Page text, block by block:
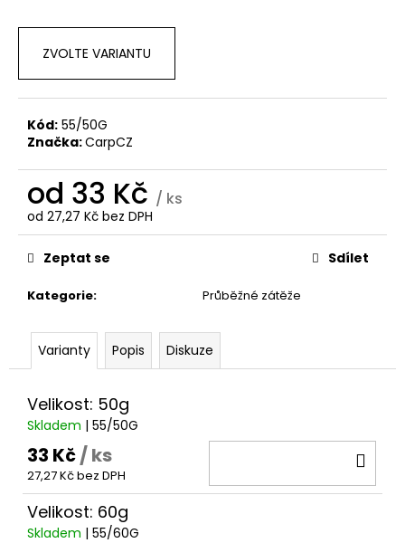
ZVOLTE VARIANTU
Kód: 55/50G
Značka:CarpCZ
od 33 Kč / ks
od 27,27 Kč bez DPH
Měrná
cena:
Kategorie: Průběžné zátěže
Zeptat se Sdílet
Varianty Popis Diskuze
Velikost: 50g
Skladem | 55/50G
33 Kč/ ks
27,27 Kč bez DPH
Velikost: 60g
Skladem | 55/60G
a
t
?
HLEDAT
D
r
č
u
e
m
e